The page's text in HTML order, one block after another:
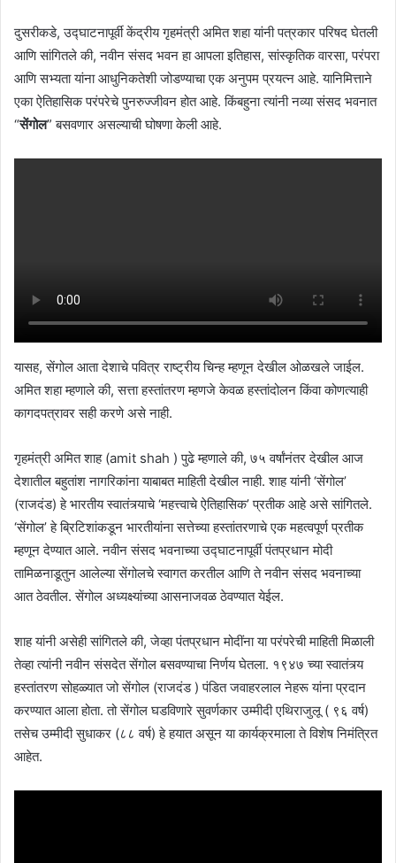
दुसरीकडे, उद्घाटनापूर्वी केंद्रीय गृहमंत्री अमित शहा यांनी पत्रकार परिषद घेतली
आणि सांगितले की, नवीन संसद भवन हा आपला इतिहास, सांस्कृतिक वारसा, परंपरा
आणि सभ्यता यांना आधुनिकतेशी जोडण्याचा एक अनुपम प्रयत्न आहे. यानिमित्ताने
एका ऐतिहासिक परंपरेचे पुनरुज्जीवन होत आहे. किंबहुना त्यांनी नव्या संसद भवनात
“सेंगोल” बसवणार असल्याची घोषणा केली आहे.
यासह, सेंगोल आता देशाचे पवित्र राष्ट्रीय चिन्ह म्हणून देखील ओळखले जाईल.
अमित शहा म्हणाले की, सत्ता हस्तांतरण म्हणजे केवळ हस्तांदोलन किंवा कोणत्याही
कागदपत्रावर सही करणे असे नाही.
गृहमंत्री अमित शाह (amit shah ) पुढे म्हणाले की, ७५ वर्षांनंतर देखील आज
देशातील बहुतांश नागरिकांना याबाबत माहिती देखील नाही. शाह यांनी ‘सेंगोल’
(राजदंड) हे भारतीय स्वातंत्र्याचे ‘महत्त्वाचे ऐतिहासिक’ प्रतीक आहे असे सांगितले.
‘सेंगोल’ हे ब्रिटिशांकडून भारतीयांना सत्तेच्या हस्तांतरणाचे एक महत्वपूर्ण प्रतीक
म्हणून देण्यात आले. नवीन संसद भवनाच्या उद्घाटनापूर्वी पंतप्रधान मोदी
तामिळनाडूतुन आलेल्या सेंगोलचे स्वागत करतील आणि ते नवीन संसद भवनाच्या
आत ठेवतील. सेंगोल अध्यक्ष्यांच्या आसनाजवळ ठेवण्यात येईल.
शाह यांनी असेही सांगितले की, जेव्हा पंतप्रधान मोदींना या परंपरेची माहिती मिळाली
तेव्हा त्यांनी नवीन संसदेत सेंगोल बसवण्याचा निर्णय घेतला. १९४७ च्या स्वातंत्र्य
हस्तांतरण सोहळ्यात जो सेंगोल (राजदंड ) पंडित जवाहरलाल नेहरू यांना प्रदान
करण्यात आला होता. तो सेंगोल घडविणारे सुवर्णकार उम्मीदी एथिराजुलू ( ९६ वर्ष)
तसेच उम्मीदी सुधाकर (८८ वर्ष) हे हयात असून या कार्यक्रमाला ते विशेष निमंत्रित
आहेत.